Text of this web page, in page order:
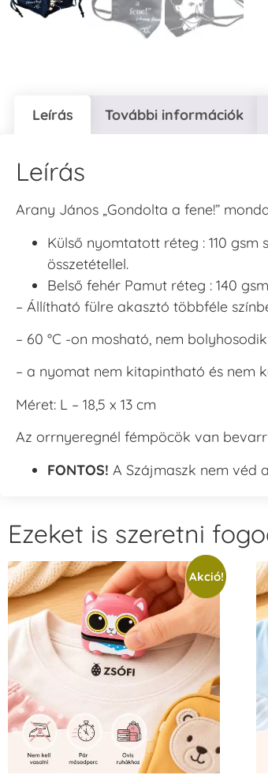
Leírás További információk
Leírás
Arany János „Gondolta a fene!”
Külső nyomtatott réteg : 110 gsm
összetétellel.
Belső fehér Pamut réteg : 140
– Állítható fülre akasztó többféle
– 60 °C -on mosható, nem
– a nyomat nem kitapintható és nem
Méret: L – 18,5 x 13 cm
Az orrnyeregnél fémpöcök van
FONTOS! A Szájmaszk nem véd
Ezeket is szeretni
Akció!